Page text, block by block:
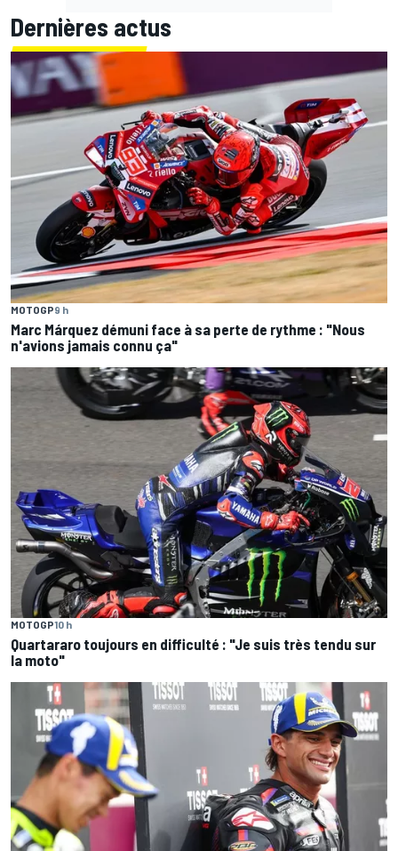
Dernières actus
MOTOGP9 h
Marc Márquez démuni face à sa perte de rythme : "Nous
n'avions jamais connu ça"
MOTOGP10 h
Quartararo toujours en difficulté : "Je suis très tendu sur
la moto"